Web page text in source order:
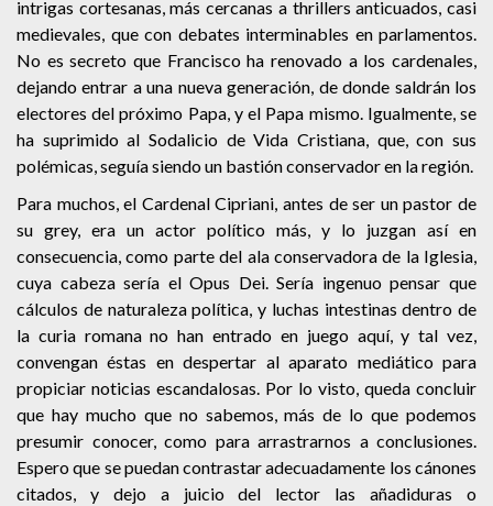
intrigas cortesanas, más cercanas a thrillers anticuados, casi
medievales, que con debates interminables en parlamentos.
No es secreto que Francisco ha renovado a los cardenales,
dejando entrar a una nueva generación, de donde saldrán los
electores del próximo Papa, y el Papa mismo. Igualmente, se
ha suprimido al Sodalicio de Vida Cristiana, que, con sus
polémicas, seguía siendo un bastión conservador en la región.
Para muchos, el Cardenal Cipriani, antes de ser un pastor de
su grey, era un actor político más, y lo juzgan así en
consecuencia, como parte del ala conservadora de la Iglesia,
cuya cabeza sería el Opus Dei. Sería ingenuo pensar que
cálculos de naturaleza política, y luchas intestinas dentro de
la curia romana no han entrado en juego aquí, y tal vez,
convengan éstas en despertar al aparato mediático para
propiciar noticias escandalosas. Por lo visto, queda concluir
que hay mucho que no sabemos, más de lo que podemos
presumir conocer, como para arrastrarnos a conclusiones.
Espero que se puedan contrastar adecuadamente los cánones
citados, y dejo a juicio del lector las añadiduras o